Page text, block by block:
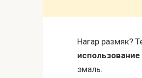
Нагар размяк?
эмаль.